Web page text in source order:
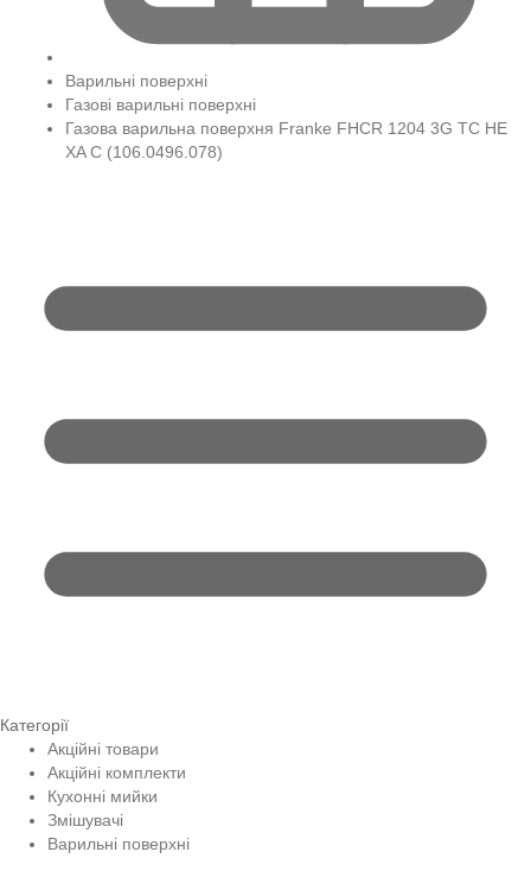
Варильні поверхні
Газові варильні поверхні
Газова варильна поверхня Franke FHCR 1204 3G TC HE
XA C (106.0496.078)
Категорії
Акційні товари
Акційні комплекти
Кухонні мийки
Змішувачі
Варильні поверхні